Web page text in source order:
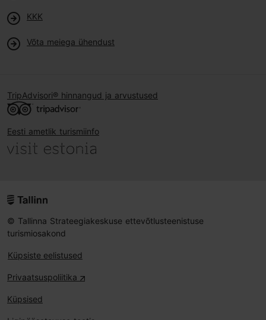
KKK
Võta meiega ühendust
TripAdvisori® hinnangud ja arvustused
Eesti ametlik turismiinfo
© Tallinna Strateegiakeskuse ettevõtlusteenistuse
turismiosakond
Küpsiste eelistused
Privaatsuspoliitika
Küpsised